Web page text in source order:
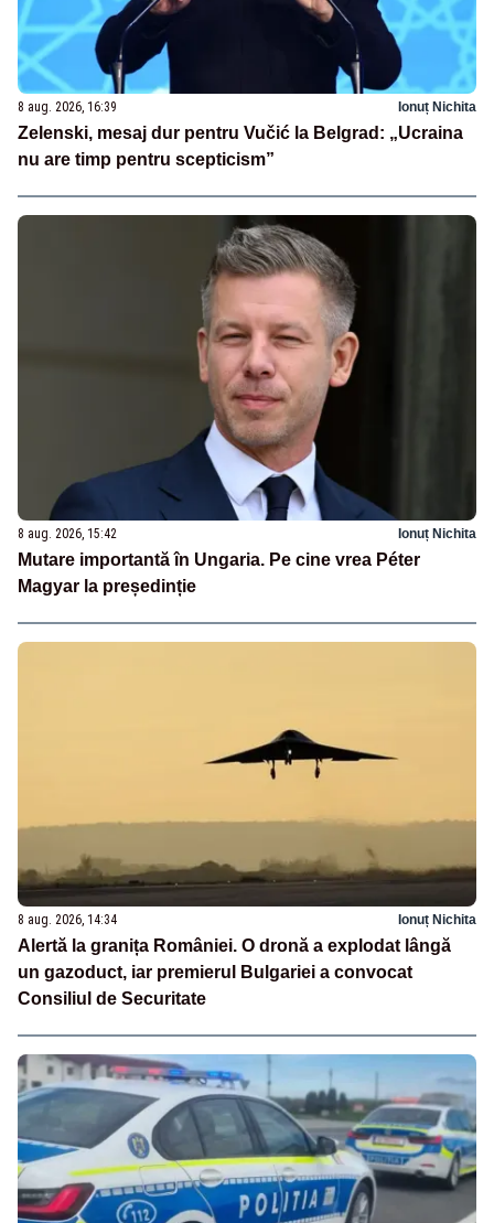
8 aug. 2026, 16:39 Ionuț Nichita
Zelenski, mesaj dur pentru Vučić la Belgrad: „Ucraina
nu are timp pentru scepticism”
8 aug. 2026, 15:42 Ionuț Nichita
Mutare importantă în Ungaria. Pe cine vrea Péter
Magyar la președinție
8 aug. 2026, 14:34 Ionuț Nichita
Alertă la granița României. O dronă a explodat lângă
un gazoduct, iar premierul Bulgariei a convocat
Consiliul de Securitate